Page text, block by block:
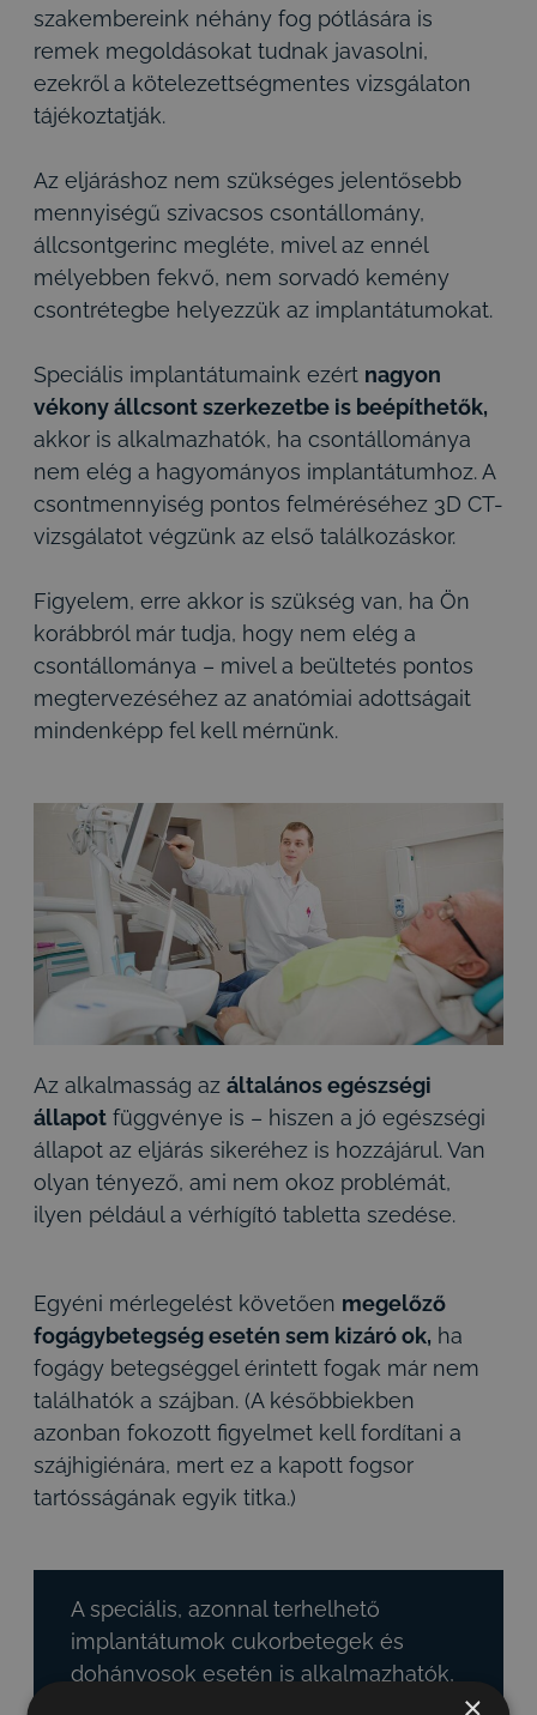
szakembereink néhány fog pótlására is
remek megoldásokat tudnak javasolni,
ezekről a kötelezettségmentes vizsgálaton
tájékoztatják.
Az eljáráshoz nem szükséges jelentősebb
mennyiségű szivacsos csontállomány,
állcsontgerinc megléte, mivel az ennél
mélyebben fekvő, nem sorvadó kemény
csontrétegbe helyezzük az implantátumokat.
Speciális implantátumaink ezért nagyon
vékony állcsont szerkezetbe is beépíthetők,
akkor is alkalmazhatók, ha csontállománya
nem elég a hagyományos implantátumhoz. A
csontmennyiség pontos felméréséhez 3D CT-
vizsgálatot végzünk az első találkozáskor.
Figyelem, erre akkor is szükség van, ha Ön
korábbról már tudja, hogy nem elég a
csontállománya – mivel a beültetés pontos
megtervezéséhez az anatómiai adottságait
mindenképp fel kell mérnünk.
Az alkalmasság az általános egészségi
állapotfüggvénye is – hiszen a jó egészségi
állapot az eljárás sikeréhez is hozzájárul. Van
olyan tényező, ami nem okoz problémát,
ilyen például a vérhígító tabletta szedése.
Egyéni mérlegelést követően megelőző
fogágybetegség esetén sem kizáró ok, ha
fogágy betegséggel érintett fogak már nem
találhatók a szájban. (A későbbiekben
azonban fokozott figyelmet kell fordítani a
szájhigiénára, mert ez a kapott fogsor
tartósságának egyik titka.)
A speciális, azonnal terhelhető
implantátumok cukorbetegek és
dohányosok esetén is alkalmazhatók,
×